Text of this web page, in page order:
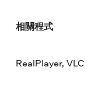
相關程式
RealPlayer, VLC